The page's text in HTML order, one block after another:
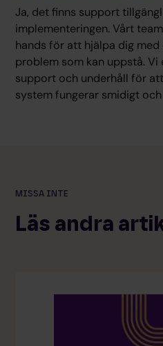
Ja, det finns support
implementeringen. Vårt
hands för att hjälpa dig
problem som kan uppstå.
support och underhåll för
system fungerar smidigt
MISSA INTE
Läs andra